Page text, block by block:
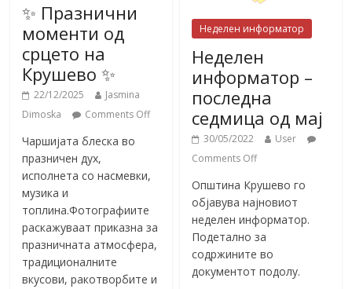
✨ Празнични
моменти од
срцето на
Крушево ✨
22/12/2025
Jasmina
Dimoska
Comments Off
Чаршијата блеска во
празничен дух,
исполнета со насмевки,
музика и
топлина.Фотографиите
раскажуваат приказна за
празничната атмосфера,
традиционалните
вкусови, ракотворбите и
Неделен информатор
Неделен
информатор –
последна
седмица од мај
30/05/2022
User
Comments Off
Општина Крушево го
објавува најновиот
неделен информатор.
Подетално за
содржините во
документот подолу.